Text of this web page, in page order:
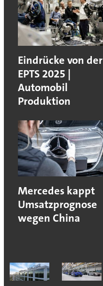
Eindrücke von der
EPTS 2025 |
Automobil
Produktion
Mercedes kappt
Umsatzprognose
wegen China